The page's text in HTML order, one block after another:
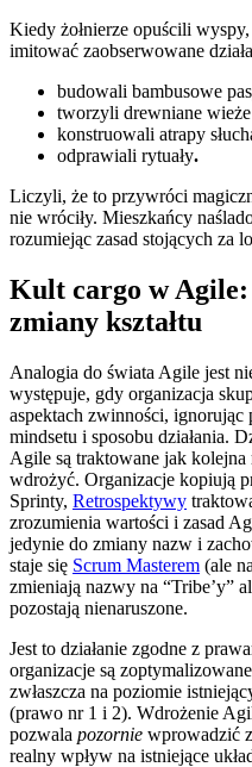
Kiedy żołnierze opuścili
imitować zaobserwowane
budowali bambusowe
tworzyli drewniane
konstruowali atrapy
odprawiali rytuały.
Liczyli, że to przywróci
nie wróciły. Mieszkańcy
rozumiejąc zasad stojących za
Kult cargo w
zmiany kształtu
Analogia do świata Agile jest
występuje, gdy organizacja
aspektach zwinności, ignorując
mindsetu i sposobu działania.
Agile są traktowane jak
wdrożyć. Organizacje kopiują
Sprinty, Retrospektywy
zrozumienia wartości i zasad
jedynie do zmiany nazw i
staje się Scrum Masterem (ale
zmieniają nazwy na “Tribe’y”
pozostają nienaruszone.
Jest to działanie zgodne z
organizacje są
zwłaszcza na poziomie
(prawo nr 1 i 2). Wdrożenie
pozwala pozornie wprowadzić
realny wpływ na istniejące